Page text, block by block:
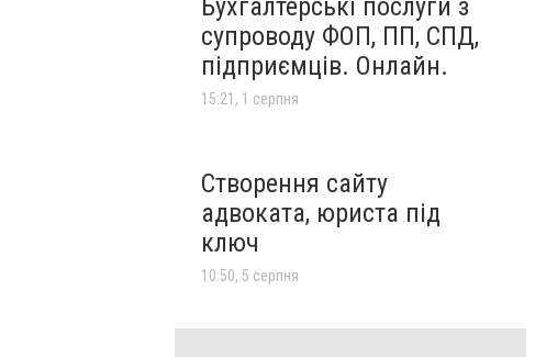
Бухгалтерські послуги з
супроводу ФОП, ПП, СПД,
підприємців. Онлайн.
15:21, 1 серпня
Створення сайту
адвоката, юриста під
ключ
10:50, 5 серпня